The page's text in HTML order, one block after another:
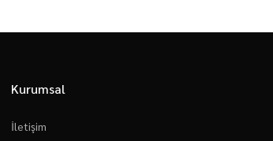
Kurumsal
İletişim